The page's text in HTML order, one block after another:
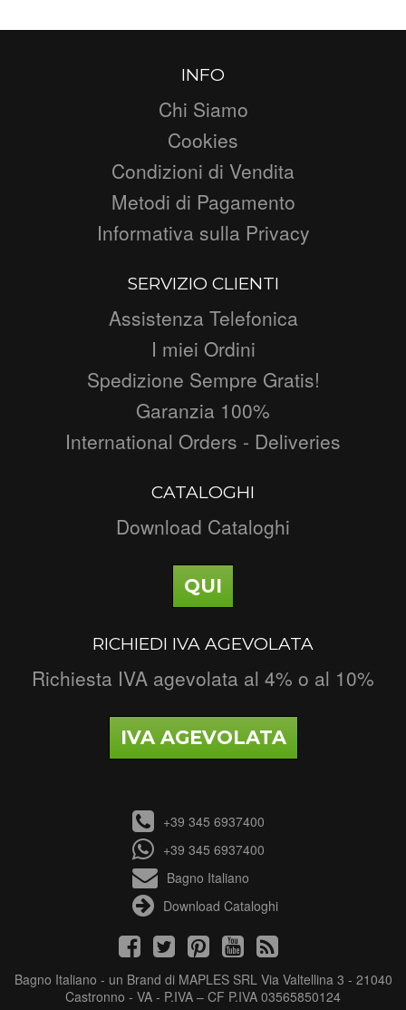
INFO
Chi Siamo
Cookies
Condizioni di Vendita
Metodi di Pagamento
Informativa sulla Privacy
SERVIZIO CLIENTI
Assistenza Telefonica
I miei Ordini
Spedizione Sempre Gratis!
Garanzia 100%
International Orders - Deliveries
CATALOGHI
Download Cataloghi
QUI
RICHIEDI IVA AGEVOLATA
Richiesta IVA agevolata al 4% o al 10%
IVA AGEVOLATA
+39 345 6937400
+39 345 6937400
Bagno Italiano
Download Cataloghi
Bagno Italiano - un Brand di MAPLES SRL Via Valtellina 3 - 21040
Castronno - VA - P.IVA – CF P.IVA 03565850124